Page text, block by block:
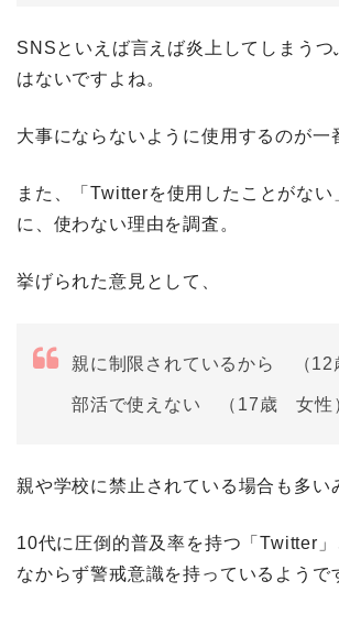
SNSといえば言えば炎上してしまうつ
はないですよね。
大事にならないように使用するのが一
また、「Twitterを使用したことがない
に、使わない理由を調査。
挙げられた意見として、
親に制限されているから （12
部活で使えない （17歳 女性
親や学校に禁止されている場合も多い
10代に圧倒的普及率を持つ「Twitter
なからず警戒意識を持っているようで